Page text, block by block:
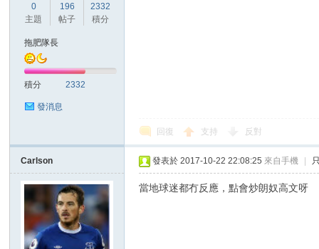
0
主題
196
帖子
2332
積分
拖肥隊長
積分 2332
發消息
回復 支持 反對
Carlson 發表於 2017-10-22 22:08:25 來自手機
當地球迷都冇反應，點會炒朗奴高文呀